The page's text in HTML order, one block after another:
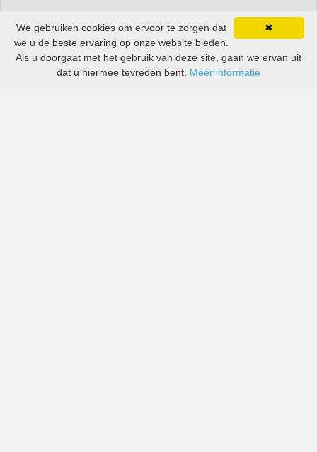
✖
We gebruiken cookies om ervoor te zorgen dat
we u de beste ervaring op onze website bieden.
Als u doorgaat met het gebruik van deze site, gaan we ervan uit
dat u hiermee tevreden bent. Meer informatie